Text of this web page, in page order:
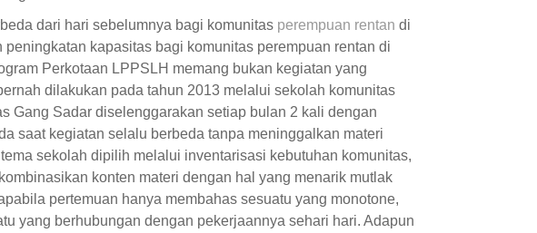
dari hari sebelumnya bagi komunitas perempuan rentan di
kapasitas bagi komunitas perempuan rentan di
Perkotaan LPPSLH memang bukan kegiatan yang
dilakukan pada tahun 2013 melalui sekolah komunitas
Gang Sadar diselenggarakan setiap bulan 2 kali dengan
saat kegiatan selalu berbeda tanpa meninggalkan materi
sekolah dipilih melalui inventarisasi kebutuhan komunitas,
konten materi dengan hal yang menarik mutlak
pertemuan hanya membahas sesuatu yang monotone,
yang berhubungan dengan pekerjaannya sehari hari. Adapun